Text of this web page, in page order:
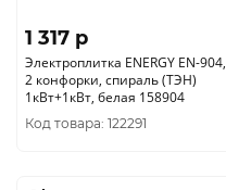
1 317 p
Электроплитка ENERGY EN-904,
2 конфорки, спираль (ТЭН)
1кВт+1кВт, белая 158904
Код товара: 122291